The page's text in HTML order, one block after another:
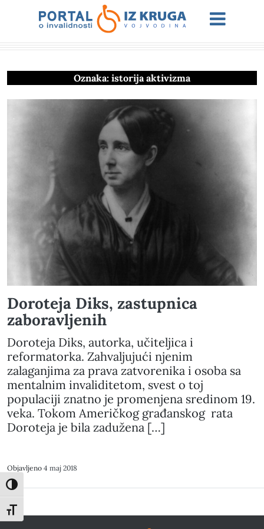
Toggle High Contrast
Toggle Font size
Oznaka: istorija aktivizma
Doroteja Diks, zastupnica
zaboravljenih
Doroteja Diks, autorka, učiteljica i
reformatorka. Zahvaljujući njenim
zalaganjima za prava zatvorenika i osoba sa
mentalnim invaliditetom, svest o toj
populaciji znatno je promenjena sredinom 19.
veka. Tokom Američkog građanskog rata
Doroteja je bila zadužena […]
Objavljeno 4 maj 2018